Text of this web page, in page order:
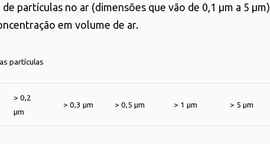
partículas no ar (dimensões que vão de 0,1 µm a 5 µm)
em volume de ar.
partículas
> 0,2
μm
> 0,3 μm > 0,5 μm > 1 μm > 5 μm